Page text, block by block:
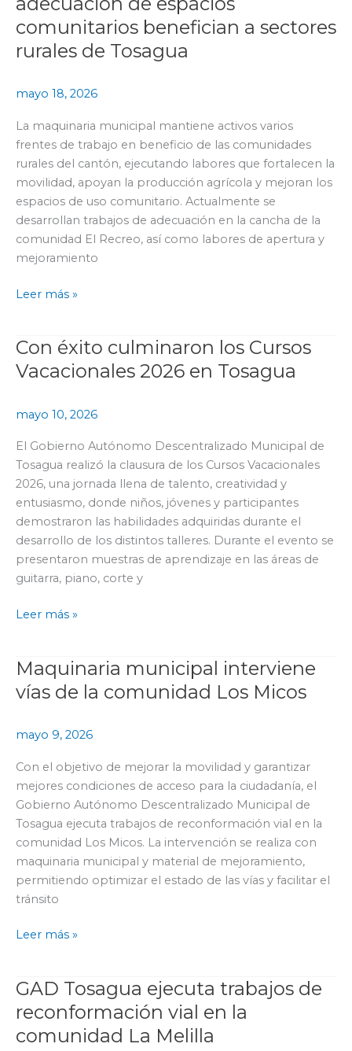
comunitarios benefician a sectores
rurales de Tosagua
mayo 18, 2026
La maquinaria municipal mantiene activos varios
frentes de trabajo en beneficio de las comunidades
rurales del cantón, ejecutando labores que fortalecen la
movilidad, apoyan la producción agrícola y mejoran los
espacios de uso comunitario. Actualmente se
desarrollan trabajos de adecuación en la cancha de la
comunidad El Recreo, así como labores de apertura y
mejoramiento
apertura
de
caminos
adecuación
espacios
comunitarios
benefician
a
sectores
rurales
de
Tosagua
Leer más »
Con éxito culminaron los Cursos
Vacacionales 2026 en Tosagua
mayo 10, 2026
El Gobierno Autónomo Descentralizado Municipal de
Tosagua realizó la clausura de los Cursos Vacacionales
2026, una jornada llena de talento, creatividad y
entusiasmo, donde niños, jóvenes y participantes
demostraron las habilidades adquiridas durante el
desarrollo de los distintos talleres. Durante el evento se
presentaron muestras de aprendizaje en las áreas de
guitarra, piano, corte y
Con
éxito
Cursos
Vacacionales
2026
en
Tosagua
Leer más »
Maquinaria municipal interviene
vías de la comunidad Los Micos
mayo 9, 2026
Con el objetivo de mejorar la movilidad y garantizar
mejores condiciones de acceso para la ciudadanía, el
Gobierno Autónomo Descentralizado Municipal de
Tosagua ejecuta trabajos de reconformación vial en la
comunidad Los Micos. La intervención se realiza con
maquinaria municipal y material de mejoramiento,
permitiendo optimizar el estado de las vías y facilitar el
tránsito
Maquinaria
municipal
interviene
de
la
comunidad
Los
Micos
Leer más »
GAD Tosagua ejecuta trabajos de
reconformación vial en la
comunidad La Melilla
GAD
ejecuta
trabajos